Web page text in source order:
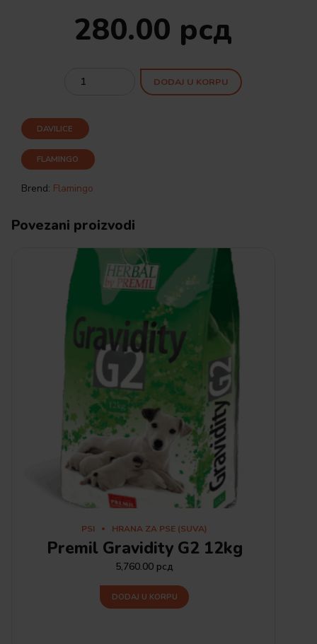
280.00 рсд
Quantity DODAJ U KORPU
DAVILICE
FLAMINGO
Brend: Flamingo
Povezani proizvodi
PSI HRANA ZA PSE (SUVA)
Premil Gravidity G2 12kg
5,760.00 рсд
DODAJ U KORPU